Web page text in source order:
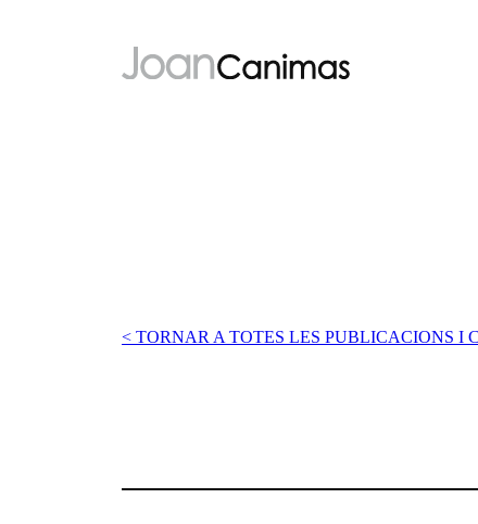
< TORNAR A TOTES LES PUBLICACIONS I